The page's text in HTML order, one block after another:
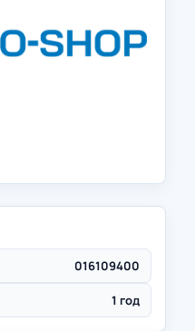
016109400
1 год